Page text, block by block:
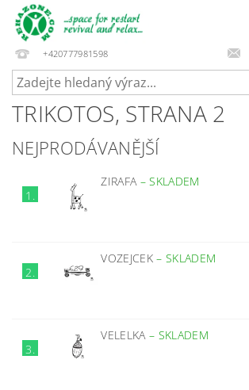
+420777981598
TRIKOTOS, STRANA 2
NEJPRODÁVANĚJŠÍ
1.
ZIRAFA –SKLADEM
2.
VOZEJCEK– SKLADEM
3.
VELELKA– SKLADEM